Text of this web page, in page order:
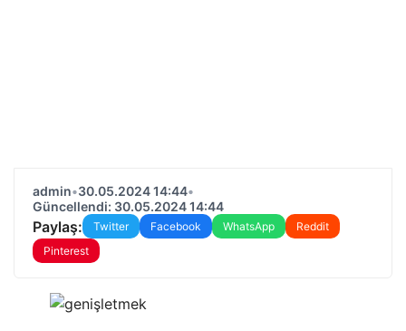
admin•30.05.2024 14:44•
Güncellendi: 30.05.2024 14:44
Paylaş: Twitter Facebook WhatsApp
Reddit
Pinterest